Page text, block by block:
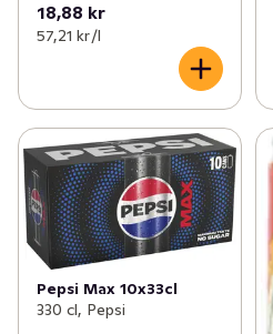
18,88 kr
57,21 kr /l
Pepsi Max 10x33cl
330 cl, Pepsi